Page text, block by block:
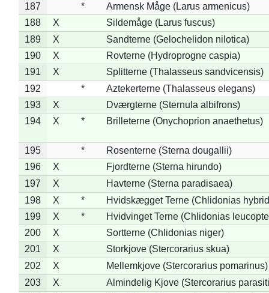
187
*
Armensk Måge (Larus armenicus)
188
X
Sildemåge (Larus fuscus)
189
X
Sandterne (Gelochelidon nilotica)
190
X
Rovterne (Hydroprogne caspia)
191
X
Splitterne (Thalasseus sandvicensis)
192
*
Aztekerterne (Thalasseus elegans)
193
X
Dværgterne (Sternula albifrons)
194
X * Brilleterne (Onychoprion anaethetus)
195 *
Rosenterne (Sterna dougallii)
196
X
Fjordterne (Sterna hirundo)
197
X
Havterne (Sterna paradisaea)
198
X *
Hvidskægget Terne (Chlidonias
199
X *
Hvidvinget Terne (Chlidonias
200
X
Sortterne (Chlidonias niger)
201
X
Storkjove (Stercorarius skua)
202
X
Mellemkjove (Stercorarius pomarinus)
203
X
Almindelig Kjove (Stercorarius